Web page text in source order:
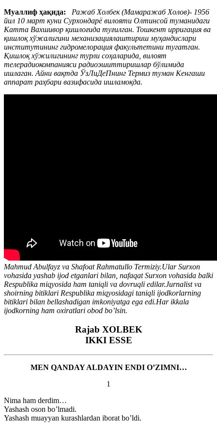
Муаллиф ҳақида:
Ражаб Холбек (Мамаражаб Холов)- 1956
йил 10 март куни Сурхондарё вилояти Олтинсой туманидаги
Катта Вахшивор қишлоғида туғилган. Тошкент ирригация ва
қишлоқ хўжалигини механизациялаштириш муҳандислари
институтининг гидромелорация факультетини тугатган.
Қишлоқ хўжилигининг турли соҳаларида, вилоят
телерадиокомпанияси радиоэшиттиришлар бўлимида
ишлаган. Айни вақтда ЎзЛиДеПнинг Термиз туман Кенгаши
аппарат раҳбари вазифасида ишламоқда.
Mahmud Abulfayz va Shafoat Rahmatullo Termiziy.Ular Surxon
vohasida yashab ijod etganlari bilan, nafaqat Surxon vohasida balki
Respublika miqyosida ham taniqli va dovruqli edilar.Jurnalist va
shoirning bitiklari Respublika miqyosidagi taniqli ijodkorlarning
bitiklari bilan bellashadigan imkoniyatga ega edi.Har ikkala
ijodkorning ham oxiratlari obod bo’lsin.
Rajab XOLBEK
IKKI ESSE
MEN QANDAY ALDAYIN ENDI O’ZIMNI…
1
Nima ham derdim…
Yashash oson bo’lmadi.
Yashash muayyan kurashlardan iborat bo’ldi.